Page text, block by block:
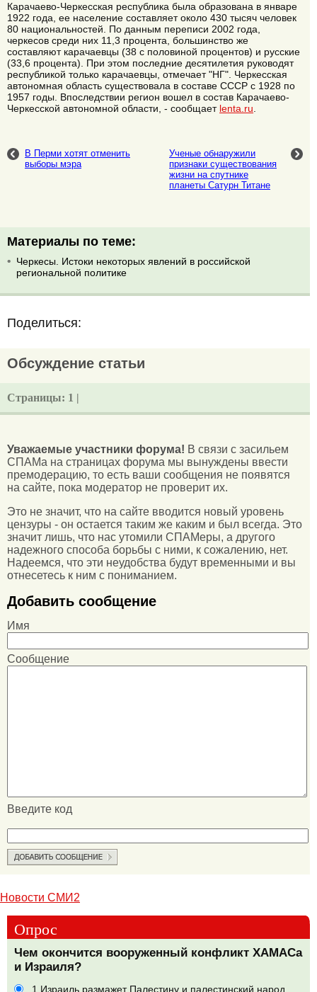
Карачаево-Черкесская республика была образована в январе
1922 года, ее население составляет около 430 тысяч человек
80 национальностей. По данным переписи 2002 года,
черкесов среди них 11,3 процента, большинство же
составляют карачаевцы (38 с половиной процентов) и русские
(33,6 процента). При этом последние десятилетия руководят
республикой только карачаевцы, отмечает "НГ". Черкесская
автономная область существовала в составе СССР с 1928 по
1957 годы. Впоследствии регион вошел в состав Карачаево-
Черкесской автономной области, - сообщает lenta.ru.
В Перми хотят отменить
выборы мэра
Ученые обнаружили
признаки существования
жизни на спутнике
планеты Сатурн Титане
Материалы по теме:
Черкесы. Истоки некоторых явлений в российской
региональной политике
Поделиться:
Обсуждение статьи
Страницы: 1 |
Уважаемые участники форума! В связи с засильем
СПАМа на страницах форума мы вынуждены ввести
премодерацию, то есть ваши сообщения не появятся
на сайте, пока модератор не проверит их.
Это не значит, что на сайте вводится новый уровень
цензуры - он остается таким же каким и был всегда. Это
значит лишь, что нас утомили СПАМеры, а другого
надежного способа борьбы с ними, к сожалению, нет.
Надеемся, что эти неудобства будут временными и вы
отнесетесь к ним с пониманием.
Добавить сообщение
Имя
Сообщение
Введите код
Новости СМИ2
Опрос
Чем окончится вооруженный конфликт ХАМАСа
и Израиля?
1.Израиль размажет Палестину и палестинский народ